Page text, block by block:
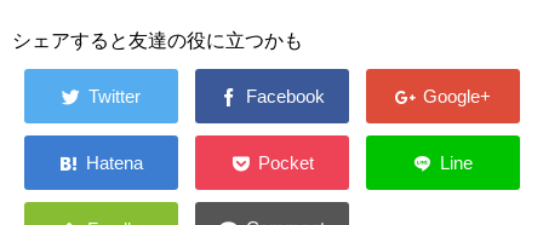
シェアすると友達の役に立つかも